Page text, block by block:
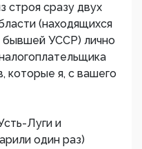
строя сразу двух
(находящихся
бывшей УССР) лично
которые я, с вашего
Луги и
один раз)